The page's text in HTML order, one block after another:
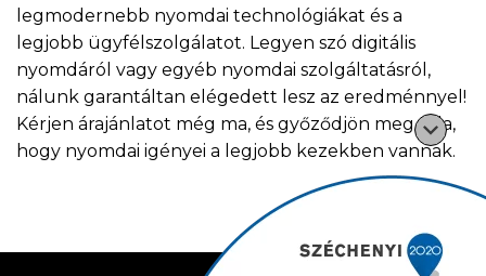
legmodernebb nyomdai technológiákat és a
legjobb ügyfélszolgálatot. Legyen szó digitális
nyomdáról vagy egyéb nyomdai szolgáltatásról,
nálunk garantáltan elégedett lesz az eredménnyel!
Kérjen árajánlatot még ma, és győződjön meg róla,
hogy nyomdai igényei a legjobb kezekben vannak.